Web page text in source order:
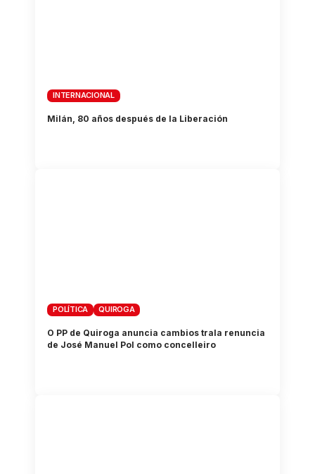
INTERNACIONAL
Milán, 80 años después de la Liberación
POLÍTICA QUIROGA
O PP de Quiroga anuncia cambios trala renuncia
de José Manuel Pol como concelleiro